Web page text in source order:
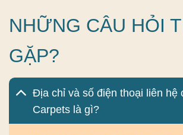
NHỮNG CÂU HỎI
GẶP?
Địa chỉ và số điện thoại liên hệ
Carpets là gì?